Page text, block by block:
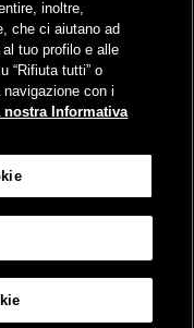
inoltre,
che ci aiutano ad
tuo profilo e alle
“Rifiuta tutti” o
navigazione con i
Informativa